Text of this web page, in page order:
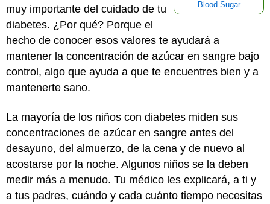
Blood Sugar
muy importante del cuidado de tu
diabetes. ¿Por qué? Porque el
hecho de conocer esos valores te ayudará a
mantener la concentración de azúcar en sangre bajo
control, algo que ayuda a que te encuentres bien y a
mantenerte sano.
La mayoría de los niños con diabetes miden sus
concentraciones de azúcar en sangre antes del
desayuno, del almuerzo, de la cena y de nuevo al
acostarse por la noche. Algunos niños se la deben
medir más a menudo. Tu médico les explicará, a ti y
a tus padres, cuándo y cada cuánto tiempo necesitas